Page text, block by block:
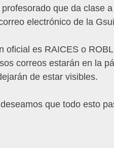
que da clase
electrónico de la
oficial es RAICES o
correos estarán en la
de estar visibles.
que todo esto